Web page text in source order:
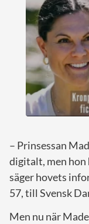
– Prinsessan
digitalt, men hon
säger hovets
57, till Svensk
Men nu när